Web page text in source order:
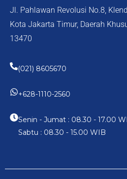
Jl. Pahlawan Revolusi No.8,
Kota Jakarta Timur, Daerah
13470
(021) 8605670
+628-1110-2560
Senin - Jumat : 08.30 - 17.00
Sabtu : 08.30 - 15.00 WIB